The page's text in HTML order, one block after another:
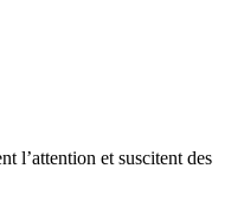
l’attention et suscitent des